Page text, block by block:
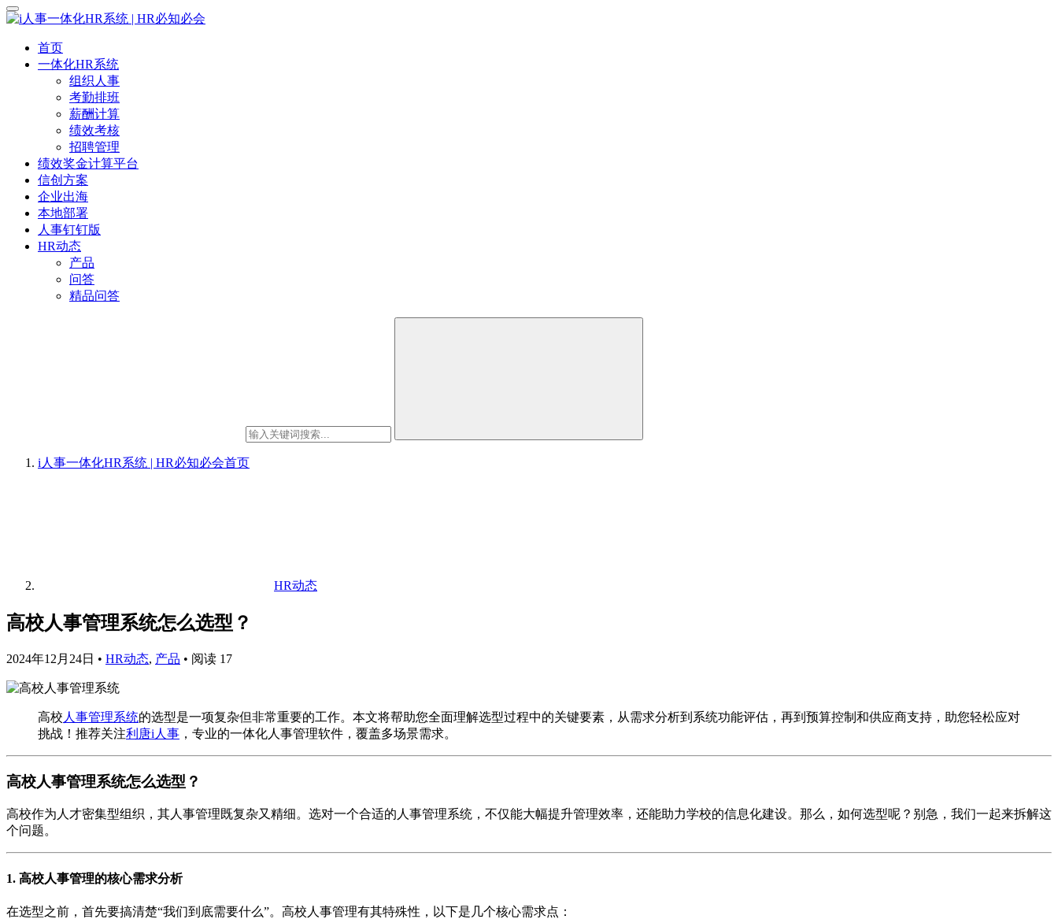
首页
一体化HR系统
组织人事
考勤排班
薪酬计算
绩效考核
招聘管理
绩效奖金计算平台
信创方案
企业出海
本地部署
人事钉钉版
HR动态
产品
问答
精品问答
i人事一体化HR系统 | HR必知必会首页
HR动态
高校人事管理系统怎么选型？
2024年12月24日 • HR动态, 产品 • 阅读 17
高校 人事管理系统的选型是一项复杂但非常重要的工作。本文将帮助您全面理解选型过程中的关键要素，从需求分析到系统功能评估，再到预算控制和供应商支持，助您轻松应对
挑战！推荐关注利唐i人事 ，专业的一体化人事管理软件，覆盖多场景需求。
高校人事管理系统怎么选型？
高校作为人才密集型组织，其人事管理既复杂又精细。选对一个合适的人事管理系统，不仅能大幅提升管理效率，还能助力学校的信息化建设。那么，如何选型呢？别急，我们一起来拆解这
个问题。
1. 高校人事管理的核心需求分析
在选型之前，首先要搞清楚“我们到底需要什么”。高校人事管理有其特殊性，以下是几个核心需求点：